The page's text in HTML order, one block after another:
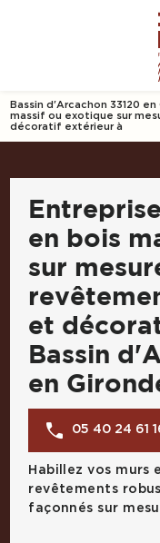
Bassin d'Arcachon 33120
massif ou exotique sur
décoratif extérieur à
en bois
sur
et
Bassin
en
05 40 24 61
Habillez vos murs
revêtements
façonnés sur
Panneau de gestion